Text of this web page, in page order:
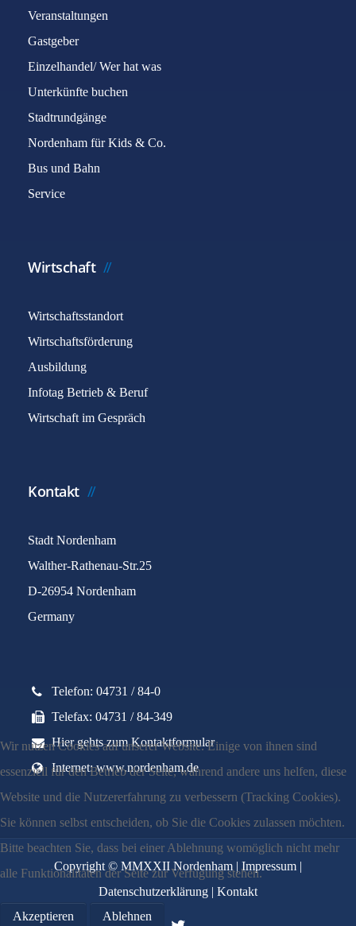
Veranstaltungen
Gastgeber
Einzelhandel/ Wer hat was
Unterkünfte buchen
Stadtrundgänge
Nordenham für Kids & Co.
Bus und Bahn
Service
Wirtschaft
Wirtschaftsstandort
Wirtschaftsförderung
Ausbildung
Infotag Betrieb & Beruf
Wirtschaft im Gespräch
Kontakt
Stadt Nordenham
Walther-Rathenau-Str.25
D-26954 Nordenham
Germany
Telefon: 04731 / 84-0
Telefax: 04731 / 84-349
Hier gehts zum Kontaktformular
Internet: www.nordenham.de
Copyright © MMXXII Nordenham |Impressum |
Datenschutzerklärung | Kontakt
Wir nutzen Cookies auf unserer Website. Einige von ihnen sind
essenziell für den Betrieb der Seite, während andere uns helfen, diese
Website und die Nutzererfahrung zu verbessern (Tracking Cookies).
Sie können selbst entscheiden, ob Sie die Cookies zulassen möchten.
Bitte beachten Sie, dass bei einer Ablehnung womöglich nicht mehr
alle Funktionalitäten der Seite zur Verfügung stehen.
Akzeptieren Ablehnen